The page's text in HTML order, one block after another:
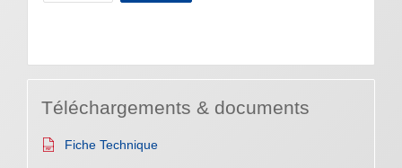
Téléchargements & documents
Fiche Technique